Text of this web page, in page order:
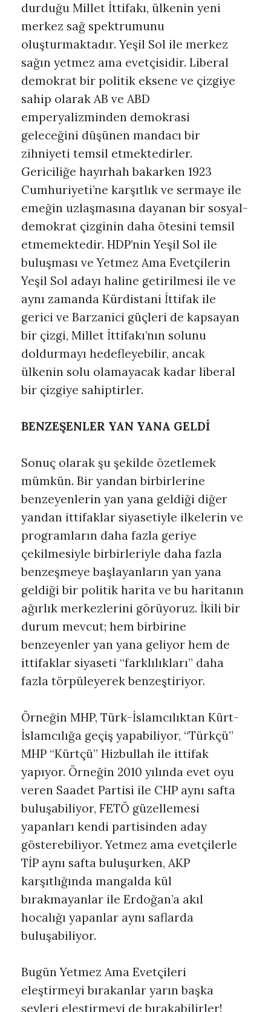
durduğu Millet İttifakı, ülkenin yeni
merkez sağ spektrumunu
oluşturmaktadır. Yeşil Sol ile merkez
sağın yetmez ama evetçisidir. Liberal
demokrat bir politik eksene ve çizgiye
sahip olarak AB ve ABD
emperyalizminden demokrasi
geleceğini düşünen mandacı bir
zihniyeti temsil etmektedirler.
Gericiliğe hayırhah bakarken 1923
Cumhuriyeti’ne karşıtlık ve sermaye ile
emeğin uzlaşmasına dayanan bir sosyal-
demokrat çizginin daha ötesini temsil
etmemektedir. HDP’nin Yeşil Sol ile
buluşması ve Yetmez Ama Evetçilerin
Yeşil Sol adayı haline getirilmesi ile ve
aynı zamanda Kürdistani İttifak ile
gerici ve Barzanici güçleri de kapsayan
bir çizgi, Millet İttifakı’nın solunu
doldurmayı hedefleyebilir, ancak
ülkenin solu olamayacak kadar liberal
bir çizgiye sahiptirler.
BENZEŞENLER YAN YANA GELDİ
Sonuç olarak şu şekilde özetlemek
mümkün. Bir yandan birbirlerine
benzeyenlerin yan yana geldiği diğer
yandan ittifaklar siyasetiyle ilkelerin ve
programların daha fazla geriye
çekilmesiyle birbirleriyle daha fazla
benzeşmeye başlayanların yan yana
geldiği bir politik harita ve bu haritanın
ağırlık merkezlerini görüyoruz. İkili bir
durum mevcut; hem birbirine
benzeyenler yan yana geliyor hem de
ittifaklar siyaseti “farklılıkları” daha
fazla törpüleyerek benzeştiriyor.
Örneğin MHP, Türk-İslamcılıktan Kürt-
İslamcılığa geçiş yapabiliyor, “Türkçü”
MHP “Kürtçü” Hizbullah ile ittifak
yapıyor. Örneğin 2010 yılında evet oyu
veren Saadet Partisi ile CHP aynı safta
buluşabiliyor, FETÖ güzellemesi
yapanları kendi partisinden aday
gösterebiliyor. Yetmez ama evetçilerle
TİP aynı safta buluşurken, AKP
karşıtlığında mangalda kül
bırakmayanlar ile Erdoğan’a akıl
hocalığı yapanlar aynı saflarda
buluşabiliyor.
Bugün Yetmez Ama Evetçileri
eleştirmeyi bırakanlar yarın başka
şeyleri eleştirmeyi de bırakabilirler!